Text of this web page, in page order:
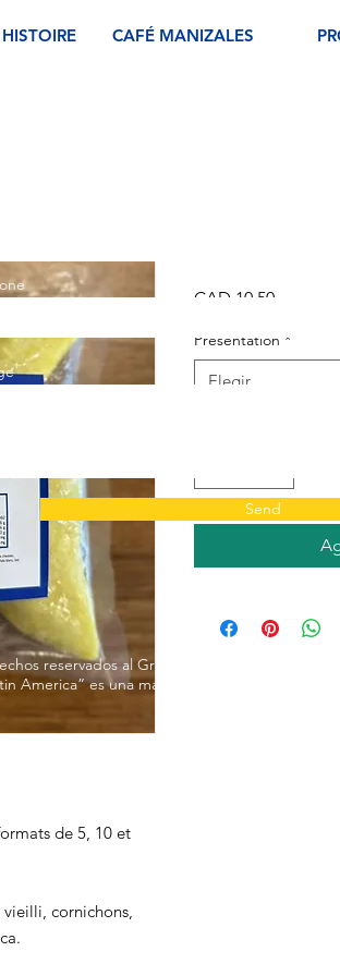
CAFÉ MANIZALES
de 5, 10 et
cornichons,
CAD 10,50Precio
Présentation *
Elegir
Send
reservados al Grupo Alimentario Manizales
America” es una marca registrada